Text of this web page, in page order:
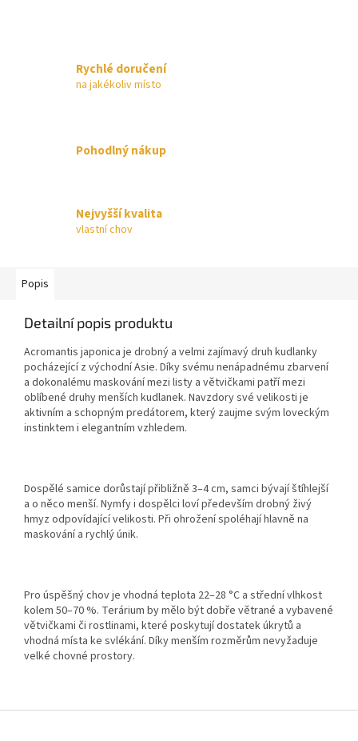
Rychlé doručení
na jakékoliv místo
Pohodlný nákup
Nejvyšší kvalita
vlastní chov
Popis
Detailní popis produktu
Acromantis japonica je drobný a velmi zajímavý druh kudlanky
pocházející z východní Asie. Díky svému nenápadnému zbarvení
a dokonalému maskování mezi listy a větvičkami patří mezi
oblíbené druhy menších kudlanek. Navzdory své velikosti je
aktivním a schopným predátorem, který zaujme svým loveckým
instinktem i elegantním vzhledem.
Dospělé samice dorůstají přibližně 3–4 cm, samci bývají štíhlejší
a o něco menší. Nymfy i dospělci loví především drobný živý
hmyz odpovídající velikosti. Při ohrožení spoléhají hlavně na
maskování a rychlý únik.
Pro úspěšný chov je vhodná teplota 22–28 °C a střední vlhkost
kolem 50–70 %. Terárium by mělo být dobře větrané a vybavené
větvičkami či rostlinami, které poskytují dostatek úkrytů a
vhodná místa ke svlékání. Díky menším rozměrům nevyžaduje
velké chovné prostory.